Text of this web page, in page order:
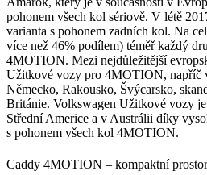
pohonem všech kol sériově. V létě
varianta s pohonem zadních kol. Na
více než 46% podílem) téměř každý
4MOTION. Mezi nejdůležitější
Užitkové vozy pro 4MOTION, napříč
Německo, Rakousko, Švýcarsko,
Británie. Volkswagen Užitkové vozy je
Střední Americe a v Austrálii díky
s pohonem všech kol 4MOTION.
Caddy 4MOTION – kompaktní